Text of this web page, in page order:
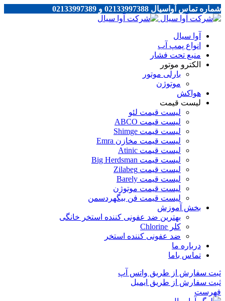
شماره تماس آواسیال 02133997388 و 02133997389
آوا سیال
انواع پمپ آب
منبع تحت فشار
الکترو موتور
بارلی موتور
موتوژن
هواکش
لیست قیمت
لیست قیمت لئو
لیست قیمت ABCO
لیست قیمت Shimge
لیست قیمت مخازن Emra
لیست قیمت Atinic
لیست قیمت Big Herdsman
لیست قیمت Zilabeg
لیست قیمت Barely
لیست قیمت موتوژن
لیست قیمت فن بیگهردسمن
بخش آموزش
بهترین ضد عفونی کننده استخر خانگی
کلر Chlorine
ضد عفونی کننده استخر
درباره ما
تماس باما
ثبت سفارش از طریق واتس آپ
ثبت سفارش از طریق ایمیل
فهرست